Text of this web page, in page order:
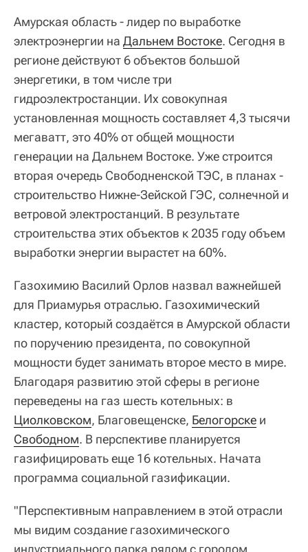
Амурская область - лидер по выработке
электроэнергии на Дальнем Востоке. Сегодня в
регионе действуют 6 объектов большой
энергетики, в том числе три
гидроэлектростанции. Их совокупная
установленная мощность составляет 4,3 тысячи
мегаватт, это 40% от общей мощности
генерации на Дальнем Востоке. Уже строится
вторая очередь Свободненской ТЭС, в планах -
строительство Нижне-Зейской ГЭС, солнечной и
ветровой электростанций. В результате
строительства этих объектов к 2035 году объем
выработки энергии вырастет на 60%.
Газохимию Василий Орлов назвал важнейшей
для Приамурья отраслью. Газохимический
кластер, который создаётся в Амурской области
по поручению президента, по совокупной
мощности будет занимать второе место в мире.
Благодаря развитию этой сферы в регионе
переведены на газ шесть котельных: в
Циолковском, Благовещенске, Белогорске и
Свободном. В перспективе планируется
газифицировать еще 16 котельных. Начата
программа социальной газификации.
"Перспективным направлением в этой отрасли
мы видим создание газохимического
индустриального парка рядом с городом